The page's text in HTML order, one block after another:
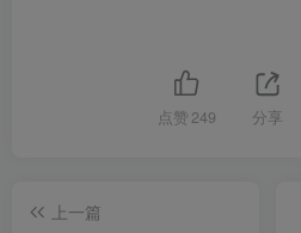
点赞 249 分享
上一篇